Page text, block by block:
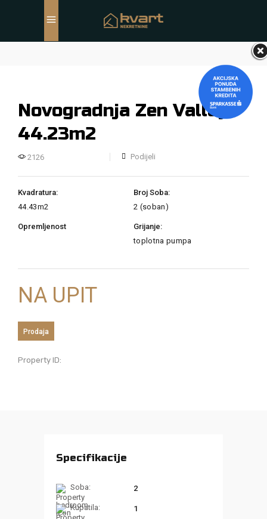
Novogradnja Zen Valley
44.23m2
2126 Podijeli
Kvadratura:
44.43m2
Broj Soba:
2 (soban)
Opremljenost
Grijanje:
toplotna pumpa
NA UPIT
Prodaja
Property ID:
Specifikacije
Soba: 2
Kupatila: 1